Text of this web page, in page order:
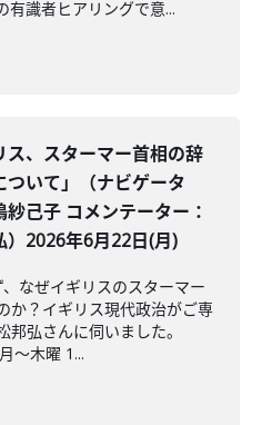
有識者ヒアリングで意...
ス、スターマー首相の辞
ついて」（ナビゲータ
紗己子 コメンテーター：
）2026年6月22日(月)
なぜイギリスのスターマー
か？イギリス現代政治がご専
弘さんに伺いました。
～木曜 1...